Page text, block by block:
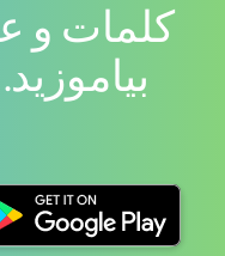
کلمات و